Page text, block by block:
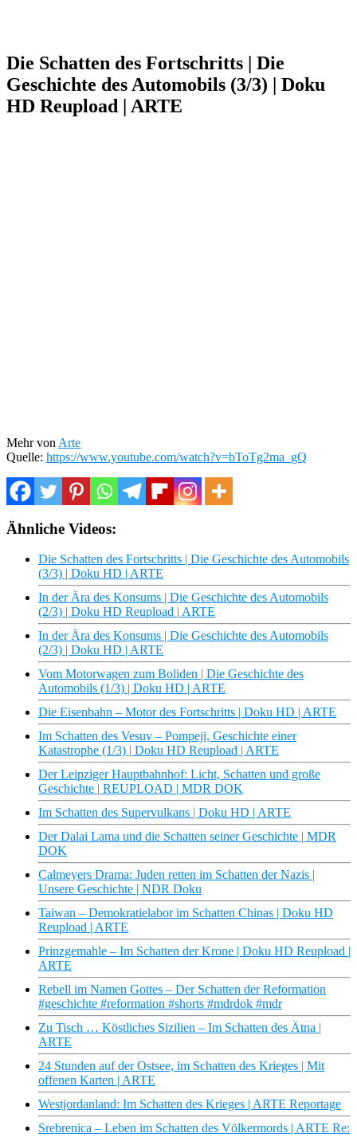
Die Schatten des Fortschritts | Die
Geschichte des Automobils (3/3) | Doku
HD Reupload | ARTE
Mehr von Arte
Quelle: https://www.youtube.com/watch?v=bToTg2ma_gQ
Ähnliche Videos:
Die Schatten des Fortschritts | Die Geschichte des Automobils
(3/3) | Doku HD | ARTE
In der Ära des Konsums | Die Geschichte des Automobils
(2/3) | Doku HD Reupload | ARTE
In der Ära des Konsums | Die Geschichte des Automobils
(2/3) | Doku HD | ARTE
Vom Motorwagen zum Boliden | Die Geschichte des
Automobils (1/3) | Doku HD | ARTE
Die Eisenbahn – Motor des Fortschritts | Doku HD | ARTE
Im Schatten des Vesuv – Pompeji, Geschichte einer
Katastrophe (1/3) | Doku HD Reupload | ARTE
Der Leipziger Hauptbahnhof: Licht, Schatten und große
Geschichte | REUPLOAD | MDR DOK
Im Schatten des Supervulkans | Doku HD | ARTE
Der Dalai Lama und die Schatten seiner Geschichte | MDR
DOK
Calmeyers Drama: Juden retten im Schatten der Nazis |
Unsere Geschichte | NDR Doku
Taiwan – Demokratielabor im Schatten Chinas | Doku HD
Reupload | ARTE
Prinzgemahle – Im Schatten der Krone | Doku HD Reupload |
ARTE
Rebell im Namen Gottes – Der Schatten der Reformation
#geschichte #reformation #shorts #mdrdok #mdr
Zu Tisch … Köstliches Sizilien – Im Schatten des Ätna |
ARTE
24 Stunden auf der Ostsee, im Schatten des Krieges | Mit
offenen Karten | ARTE
Westjordanland: Im Schatten des Krieges | ARTE Reportage
Srebrenica – Leben im Schatten des Völkermords | ARTE Re: